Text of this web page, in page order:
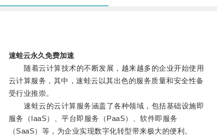
速蛙云永久免费加速
随着云计算技术的不断发展，越来越多的企业开始使用
云计算服务，其中，速蛙云以其出色的服务质量和安全性备
受行业推崇。
速蛙云的云计算服务涵盖了各种领域，包括基础设施即
服务（IaaS）、平台即服务（PaaS）、软件即服务
（SaaS）等，为企业实现数字化转型带来极大的便利。